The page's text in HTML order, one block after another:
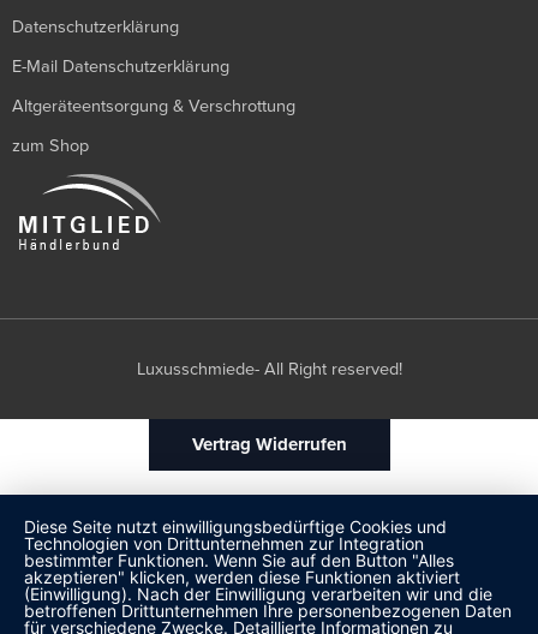
Datenschutzerklärung
E-Mail Datenschutzerklärung
Altgeräteentsorgung & Verschrottung
zum Shop
Luxusschmiede- All Right reserved!
Vertrag Widerrufen
Diese Seite nutzt einwilligungsbedürftige Cookies und
Technologien von Drittunternehmen zur Integration
bestimmter Funktionen. Wenn Sie auf den Button "Alles
akzeptieren" klicken, werden diese Funktionen aktiviert
(Einwilligung). Nach der Einwilligung verarbeiten wir und die
betroffenen Drittunternehmen Ihre personenbezogenen Daten
für verschiedene Zwecke. Detaillierte Informationen zu